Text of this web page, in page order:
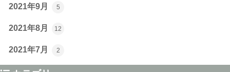
2021年9月 5
2021年8月 12
2021年7月 2